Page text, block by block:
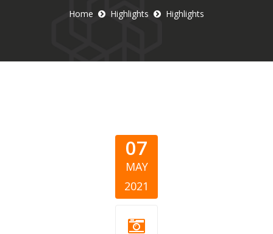
Home Highlights Highlights
07
MAY
2021